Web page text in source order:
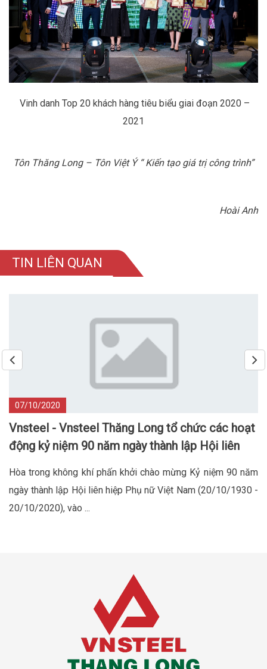
Vinh danh Top 20 khách hàng tiêu biểu giai đoạn 2020 –
2021
Tôn Thăng Long – Tôn Việt Ý “ Kiến tạo giá trị công trình”
Hoài Anh
TIN LIÊN QUAN
07/10/2020
Vnsteel - Vnsteel Thăng Long tổ chức các hoạt
động kỷ niệm 90 năm ngày thành lập Hội liên
Hòa trong không khí phấn khởi chào mừng Kỷ niệm 90 năm
ngày thành lập Hội liên hiệp Phụ nữ Việt Nam (20/10/1930 -
20/10/2020), vào ...